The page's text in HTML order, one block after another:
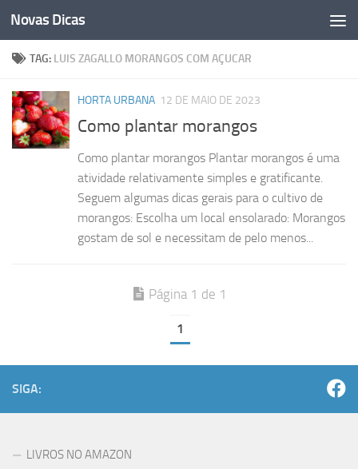
Skip to content
Novas Dicas
TAG: LUIS ZAGALLO MORANGOS COM AÇUCAR
HORTA URBANA 12 DE MAIO DE 2023
Como plantar morangos
Como plantar morangos Plantar morangos é uma
atividade relativamente simples e gratificante.
Seguem algumas dicas gerais para o cultivo de
morangos: Escolha um local ensolarado: Morangos
gostam de sol e necessitam de pelo menos...
Página 1 de 1
1
SIGA:
LIVROS NO AMAZON